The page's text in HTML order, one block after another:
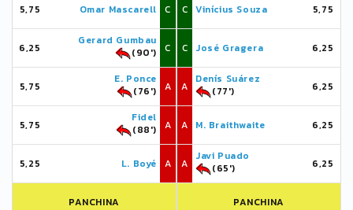
5,75 Omar Mascarell C
6,25
Gerard Gumbau
(90')
C
5,75
E. Ponce
(76')
A
5,75
Fidel
(88')
A
5,25 L. Boyé A
PANCHINA
C Vinícius Souza 5,75
C José Gragera 6,25
A
Denís Suárez
(77')
6,25
A M. Braithwaite 6,25
A
Javi Puado
(65')
6,25
PANCHINA